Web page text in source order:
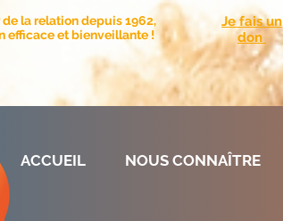
la relation depuis 1962,
efficace et bienveillante !
Je fais un
don
ACCUEIL NOUS CONNAÎTRE